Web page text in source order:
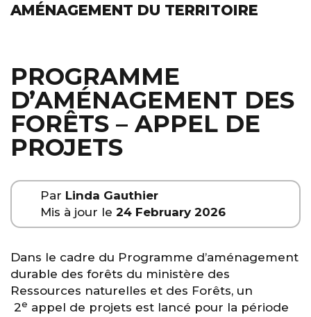
AMÉNAGEMENT DU TERRITOIRE
PROGRAMME
D’AMÉNAGEMENT DES
FORÊTS – APPEL DE
PROJETS
Par Linda Gauthier
Mis à jour le 24 February 2026
Dans le cadre du Programme d’aménagement
durable des forêts du ministère des
Ressources naturelles et des Forêts, un
2e appel de projets est lancé pour la période